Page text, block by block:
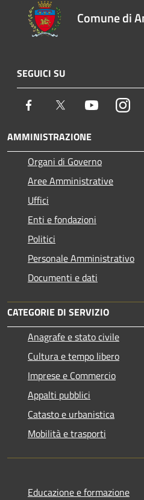
Comune di
SEGUICI SU
Facebook Twitter Youtube
AMMINISTRAZIONE
Organi di Governo
Aree Amministrative
Uffici
Enti e fondazioni
Politici
Personale Amministrativo
Documenti e dati
CATEGORIE DI SERVIZIO
Anagrafe e stato civile
Cultura e tempo libero
Imprese e Commercio
Appalti pubblici
Catasto e urbanistica
Mobilità e trasporti
Educazione e formazione